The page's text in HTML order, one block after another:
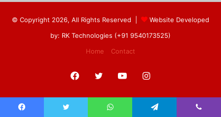
© Copyright 2026, All Rights Reserved |
Website Developed
by: RK Technologies (+91 9540173525)
Home
Contact
Facebook
Twitter YouTubeInstagram